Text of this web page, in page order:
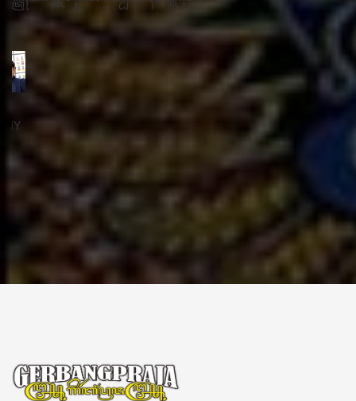
ꦱꦼꦏꦽꦠꦫꦶꦪꦠ꧀
ꦧꦶꦤ꧀ꦠꦫꦤ꧀ꦮꦺꦠꦤ꧀ꦱꦿꦶꦩꦸꦭ꧀ꦚꦥꦶꦪꦸꦁ
ꦔꦤ꧀ꦧꦤ꧀ꦠꦸꦭ꧀ꦪꦺꦴꦒ꧀ꦚꦏꦂꦠ
Bintaran Wetan 06 Kalurahan Srimulyo, Kapanewon Piyungan, Kab. Bantul,
Daerah Istimewa Yogyakarta 55792
GERBANG PRAJA